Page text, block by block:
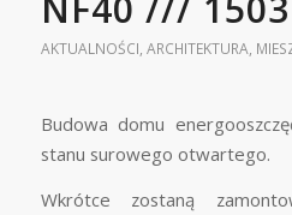
AKTUALNOŚCI, ARCHITEKTURA,
Budowa domu
stanu surowego otwartego.
Wkrótce zostaną